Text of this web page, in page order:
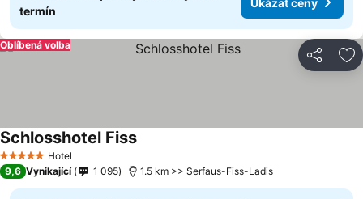
termín
Sdílet
Oblíbená volba
5 Počet hvězdiček
Hotel
Schlosshotel Fiss
9,6 Vynikající 1 095 1.5 km >> Serfaus-Fiss-Ladis